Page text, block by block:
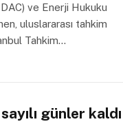
ve Enerji Hukuku
uluslararası tahkim
Tahkim…
günler kaldı